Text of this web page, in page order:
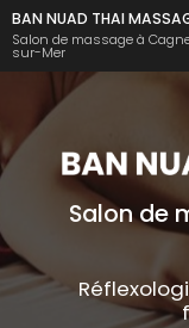
Aller
au
contenu
principal
BAN NUAD THAI
Salon de massage à Cagnes-
sur-Mer
Salon de